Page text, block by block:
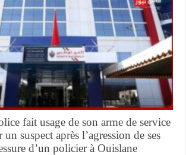
fait usage de son arme de service
suspect après l’agression de ses
d’un policier à Ouislane